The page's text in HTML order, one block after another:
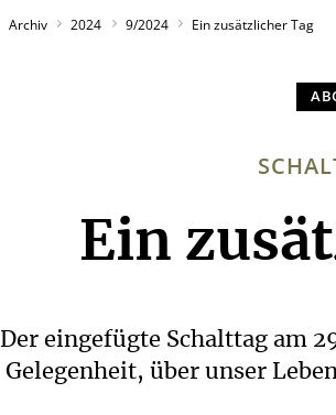
Archiv 2024 9/2024 Ein zusätzlicher Tag
Ein
Der eingefügte Schalttag am
Gelegenheit, über unser